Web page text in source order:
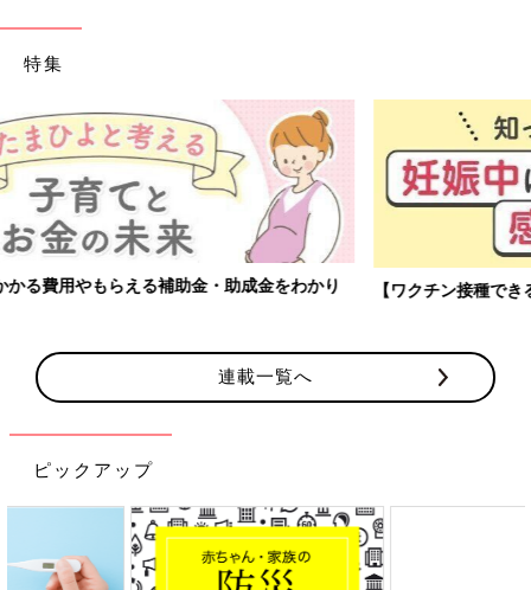
特集
【ワクチン接種できるものも】妊婦の感染症対策、知っておいて！
連載一覧へ
ピックアップ